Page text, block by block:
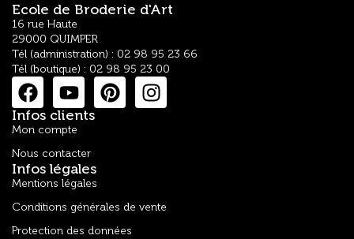
Ecole de Broderie d'Art
16 rue Haute
29000 QUIMPER
Tél (administration) : 02 98 95 23 66
Tél (boutique) : 02 98 95 23 00
Infos clients
Mon compte
Nous contacter
Infos légales
Mentions légales
Conditions générales de vente
Protection des données